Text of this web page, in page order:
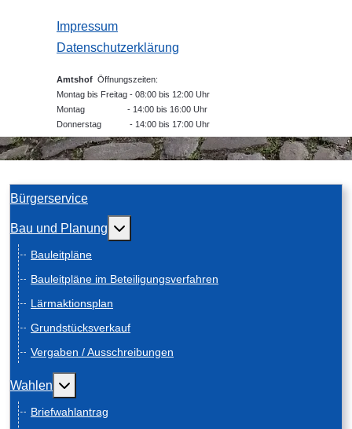
Impressum
Datenschutzerklärung
Amtshof Öffnungszeiten:
Montag bis Freitag - 08:00 bis 12:00 Uhr
Montag - 14:00 bis 16:00 Uhr
Donnerstag - 14:00 bis 17:00 Uhr
Bürgerservice
Bau und Planung Weitere Informationen: Bau und Planung
Bauleitpläne
Bauleitpläne im Beteiligungsverfahren
Lärmaktionsplan
Grundstücksverkauf
Vergaben / Ausschreibungen
Wahlen Weitere Informationen: Wahlen
Briefwahlantrag